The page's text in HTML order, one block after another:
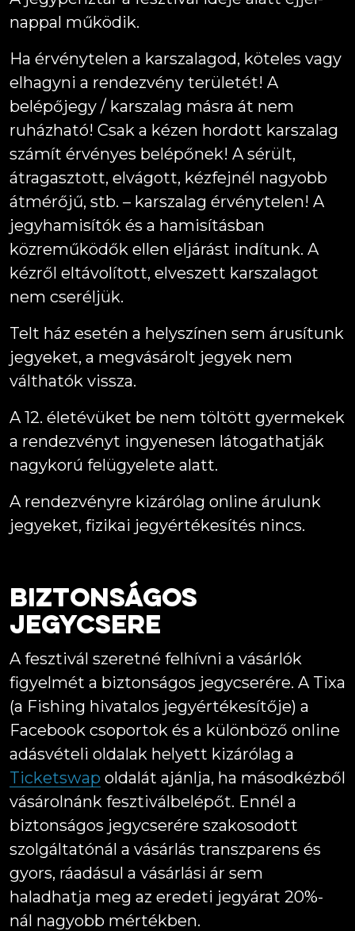
nappal működik.
Ha érvénytelen a karszalagod, köteles vagy
elhagyni a rendezvény területét! A
belépőjegy / karszalag másra át nem
ruházható! Csak a kézen hordott karszalag
számít érvényes belépőnek! A sérült,
átragasztott, elvágott, kézfejnél nagyobb
átmérőjű, stb. – karszalag érvénytelen! A
jegyhamisítók és a hamisításban
közreműködők ellen eljárást indítunk. A
kézről eltávolított, elveszett karszalagot
nem cseréljük.
Telt ház esetén a helyszínen sem árusítunk
jegyeket, a megvásárolt jegyek nem
válthatók vissza.
A 12. életévüket be nem töltött gyermekek
a rendezvényt ingyenesen látogathatják
nagykorú felügyelete alatt.
A rendezvényre kizárólag online árulunk
jegyeket, fizikai jegyértékesítés nincs.
Biztonságos
jegycsere
A fesztivál szeretné felhívni a vásárlók
figyelmét a biztonságos jegycserére. A Tixa
(a Fishing hivatalos jegyértékesítője) a
Facebook csoportok és a különböző online
adásvételi oldalak helyett kizárólag a
Ticketswap oldalát ajánlja, ha másodkézből
vásárolnánk fesztiválbelépőt. Ennél a
biztonságos jegycserére szakosodott
szolgáltatónál a vásárlás transzparens és
gyors, ráadásul a vásárlási ár sem
haladhatja meg az eredeti jegyárat 20%-
nál nagyobb mértékben.